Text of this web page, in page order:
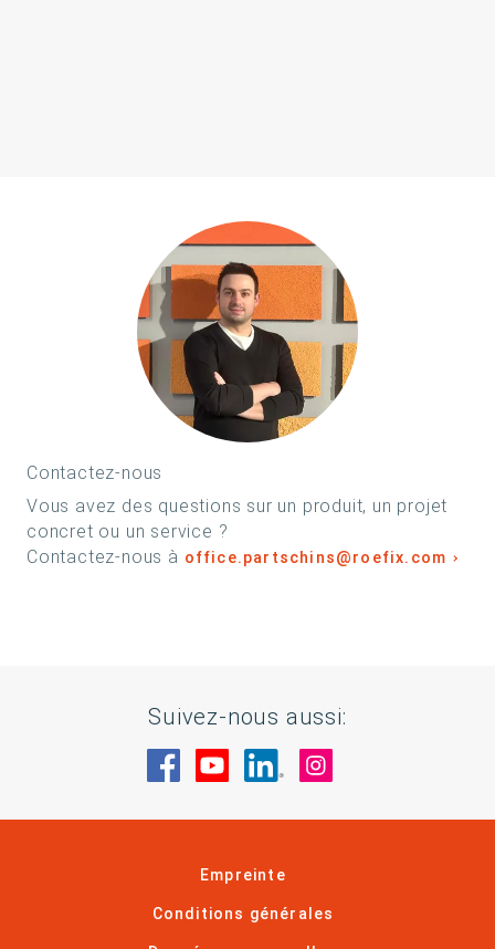
Contactez-nous
Vous avez des questions sur un produit, un projet
concret ou un service ?
Contactez-nous à office.partschins@roefix.com
Suivez-nous aussi:
Rendez-nous visite sur Facebook
Rendez-nous visite sur
Rendez-nous visite
Empreinte
Conditions générales